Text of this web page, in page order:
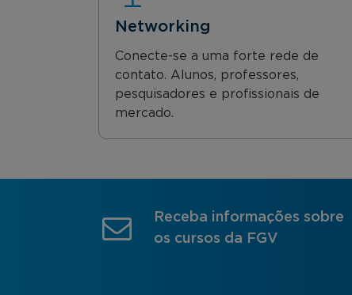
Networking
Conecte-se a uma forte rede de
contato. Alunos, professores,
pesquisadores e profissionais de
mercado.
Receba informações sobre
os cursos da FGV